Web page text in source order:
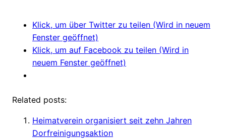
Klick, um über Twitter zu teilen (Wird in neuem
Fenster geöffnet)
Klick, um auf Facebook zu teilen (Wird in
neuem Fenster geöffnet)
Related posts:
Heimatverein organisiert seit zehn Jahren
Dorfreinigungsaktion